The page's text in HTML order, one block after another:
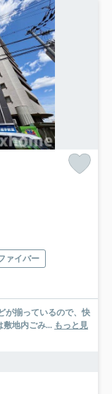
ァイバー
が揃っているので、快
敷地内ごみ... もっと見